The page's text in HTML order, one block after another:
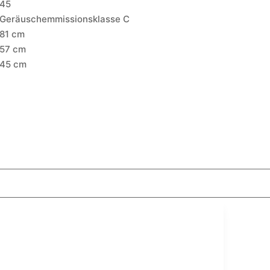
45
Geräuschemmissionsklasse C
81 cm
57 cm
45 cm